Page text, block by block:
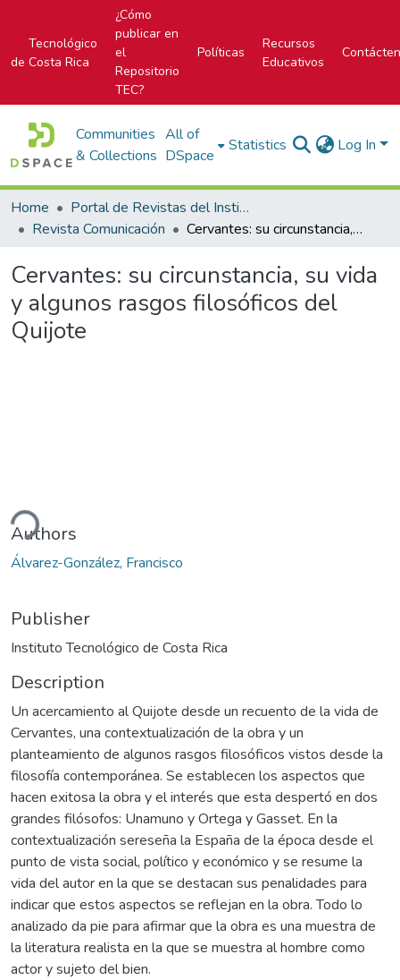
Tecnológico
de Costa Rica
¿Cómo
publicar en
el
Repositorio
TEC?
Políticas
Recursos
Educativos
Communities
& Collections
All of
DSpace
Statistics Log In
Home
Portal de Revistas del Instituto Tecnológico de Costa Rica
Revista Comunicación
Cervantes: su circunstancia, su vida y algunos rasgos filosóficos del Quijote
Cervantes: su circunstancia, su vida
y algunos rasgos filosóficos del
Quijote
Authors
Álvarez-González, Francisco
Publisher
Instituto Tecnológico de Costa Rica
Description
Un acercamiento al Quijote desde un recuento de la vida de
Cervantes, una contextualización de la obra y un
planteamiento de algunos rasgos filosóficos vistos desde la
filosofía contemporánea. Se establecen los aspectos que
hacen exitosa la obra y el interés que esta despertó en dos
grandes filósofos: Unamuno y Ortega y Gasset. En la
contextualización sereseña la España de la época desde el
punto de vista social, político y económico y se resume la
vida del autor en la que se destacan sus penalidades para
indicar que estos aspectos se reflejan en la obra. Todo lo
analizado da pie para afirmar que la obra es una muestra de
la literatura realista en la que se muestra al hombre como
actor y sujeto del bien.